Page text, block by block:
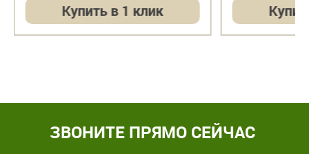
Купить в 1 клик
ЗВОНИТЕ ПРЯМО СЕЙЧАС